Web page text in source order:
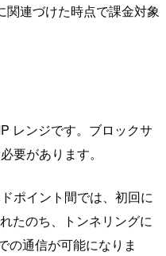
関連づけた時点で課金対象
レンジです。ブロックサ
要があります。
ポイント間では、初回に
たのち、トンネリングに
の通信が可能になりま